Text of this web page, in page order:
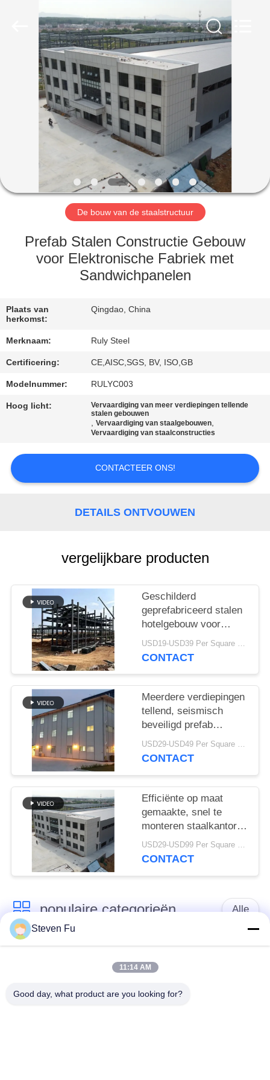
HUIS
PRODUCTEN
VIDEOS
VR-
SHOW
ONGEVEER
ONS
CONTACTEER
ONS
FOUTENOPLOSSING
POLICY
De bouw van de staalstructuur
Prefab Stalen Constructie Gebouw
voor Elektronische Fabriek met
Sandwichpanelen
Plaats van
herkomst:
Qingdao, China
Merknaam: Ruly Steel
Certificering: CE,AISC,SGS, BV, ISO,GB
Modelnummer: RULYC003
Hoog licht:
Vervaardiging van meer verdiepingen tellende
stalen gebouwen
,Vervaardiging van staalgebouwen,
Vervaardiging van staalconstructies
CONTACTEER ONS!
DETAILS ONTVOUWEN
vergelijkbare producten
Geschilderd
geprefabriceerd stalen
hotelgebouw voor
resortprojecten
USD19-USD39 Per Square Meter MOQ:200 vierkante meter
CONTACT
Meerdere verdiepingen
tellend, seismisch
beveiligd prefab
hotelgebouw
USD29-USD49 Per Square Meter MOQ:200 vierkante meter
CONTACT
Efficiënte op maat
gemaakte, snel te
monteren staalkantoren
voor moderne bedrijvenUSD29-USD99 Per Square Meter MOQ:200 vierkante meter
CONTACT
populaire categorieën Alle
stalen structuur
De Workshop van de
staalstructuur
de bouw van de
De vervaardiging van
Steven Fu
11:14 AM
Good day, what product are you looking for?